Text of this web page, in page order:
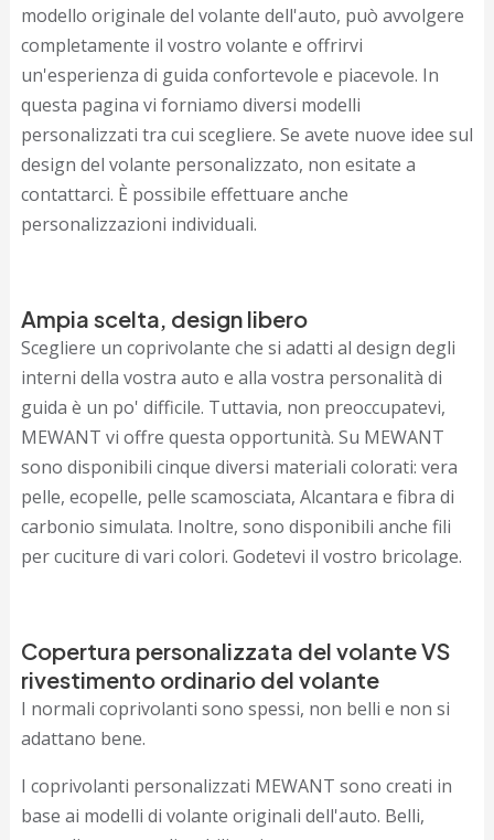
modello originale del volante dell'auto, può avvolgere
completamente il vostro volante e offrirvi
un'esperienza di guida confortevole e piacevole. In
questa pagina vi forniamo diversi modelli
personalizzati tra cui scegliere. Se avete nuove idee sul
design del volante personalizzato, non esitate a
contattarci. È possibile effettuare anche
personalizzazioni individuali.
Ampia scelta, design libero
Scegliere un coprivolante che si adatti al design degli
interni della vostra auto e alla vostra personalità di
guida è un po' difficile. Tuttavia, non preoccupatevi,
MEWANT vi offre questa opportunità. Su MEWANT
sono disponibili cinque diversi materiali colorati: vera
pelle, ecopelle, pelle scamosciata, Alcantara e fibra di
carbonio simulata. Inoltre, sono disponibili anche fili
per cuciture di vari colori. Godetevi il vostro bricolage.
Copertura personalizzata del volante VS
rivestimento ordinario del volante
I normali coprivolanti sono spessi, non belli e non si
adattano bene.
I coprivolanti personalizzati MEWANT sono creati in
base ai modelli di volante originali dell'auto. Belli,